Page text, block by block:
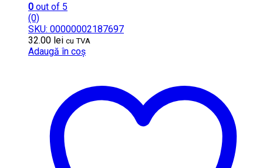
0 out of 5
(0)
SKU: 00000002187697
32.00 lei cu TVA
Adaugă în coș